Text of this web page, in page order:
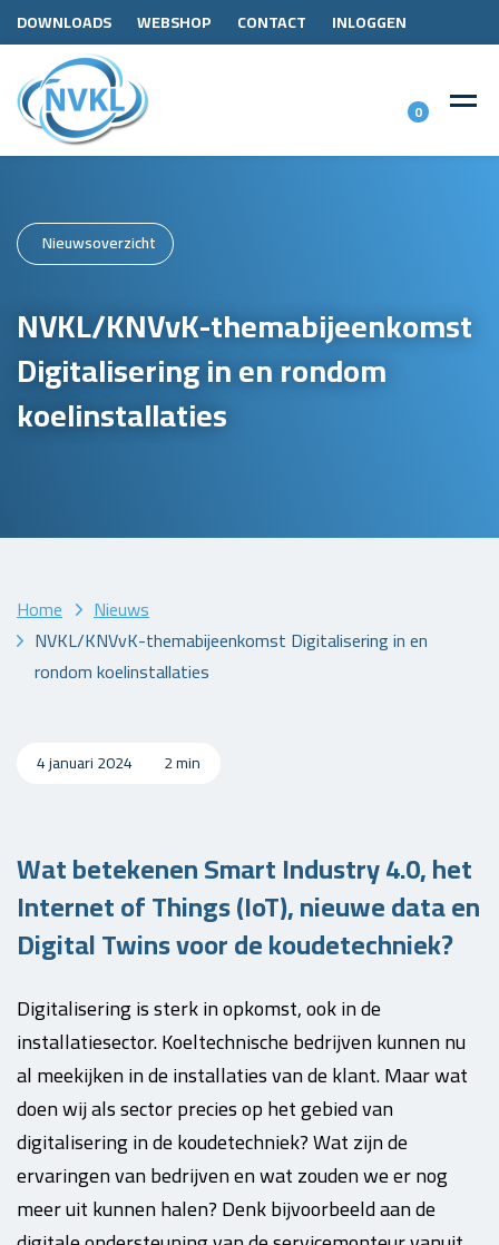
DOWNLOADS WEBSHOP CONTACT INLOGGEN
0
Nieuwsoverzicht
NVKL/KNVvK-themabijeenkomst
Digitalisering in en rondom
koelinstallaties
Home
Nieuws
NVKL/KNVvK-themabijeenkomst Digitalisering in en
rondom koelinstallaties
4 januari 2024 2 min
Wat betekenen Smart Industry 4.0, het
Internet of Things (IoT), nieuwe data en
Digital Twins voor de koudetechniek?
Digitalisering is sterk in opkomst, ook in de
installatiesector. Koeltechnische bedrijven kunnen nu
al meekijken in de installaties van de klant. Maar wat
doen wij als sector precies op het gebied van
digitalisering in de koudetechniek? Wat zijn de
ervaringen van bedrijven en wat zouden we er nog
meer uit kunnen halen? Denk bijvoorbeeld aan de